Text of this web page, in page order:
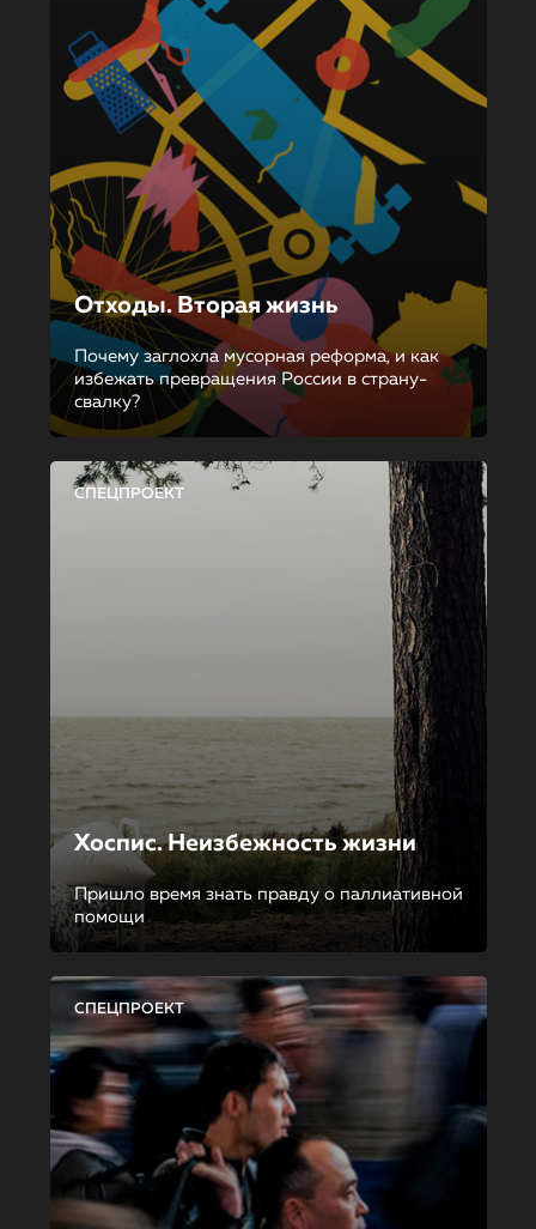
Отходы. Вторая жизнь
Почему заглохла мусорная реформа, и как
избежать превращения России в страну-
свалку?
СПЕЦПРОЕКТ
Хоспис. Неизбежность жизни
Пришло время знать правду о паллиативной
помощи
СПЕЦПРОЕКТ